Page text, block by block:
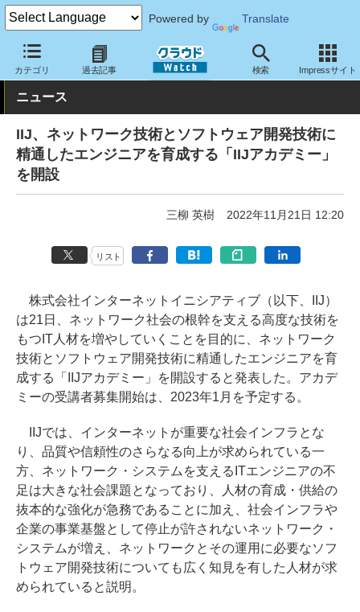
Powered by Translate
カテゴリ 過去記事 検索 Impressサイト
クラウド Watch サービス・ソフト サービス 教育・トレーニン
ニュース
IIJ、ネットワーク技術とソフトウェア開発技術に
精通したエンジニアを育成する「IIJアカデミー」
を開設
三柳 英樹 2022年11月21日 12:20
リスト
株式会社インターネットイニシアティブ（以下、IIJ）
は21日、ネットワーク社会の根幹を支える高度な技術を
もつIT人材を増やしていくことを目的に、ネットワーク
技術とソフトウェア開発技術に精通したエンジニアを育
成する「IIJアカデミー」を開設すると発表した。アカデ
ミーの受講者募集開始は、2023年1月を予定する。
IIJでは、インターネットが重要な社会インフラとな
り、品質や信頼性のさらなる向上が求められている一
方、ネットワーク・システムを支えるITエンジニアの不
足は大きな社会課題となっており、人材の育成・供給の
抜本的な強化が急務であることに加え、社会インフラや
企業の事業基盤として停止が許されないネットワーク・
システムが増え、ネットワークとその運用に必要なソフ
トウェア開発技術についても広く知見を有した人材が求
められていると説明。